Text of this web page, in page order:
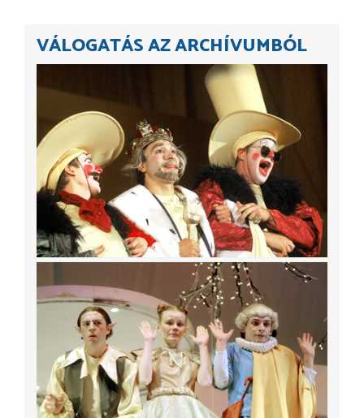
VÁLOGATÁS AZ ARCHÍVUMBÓL